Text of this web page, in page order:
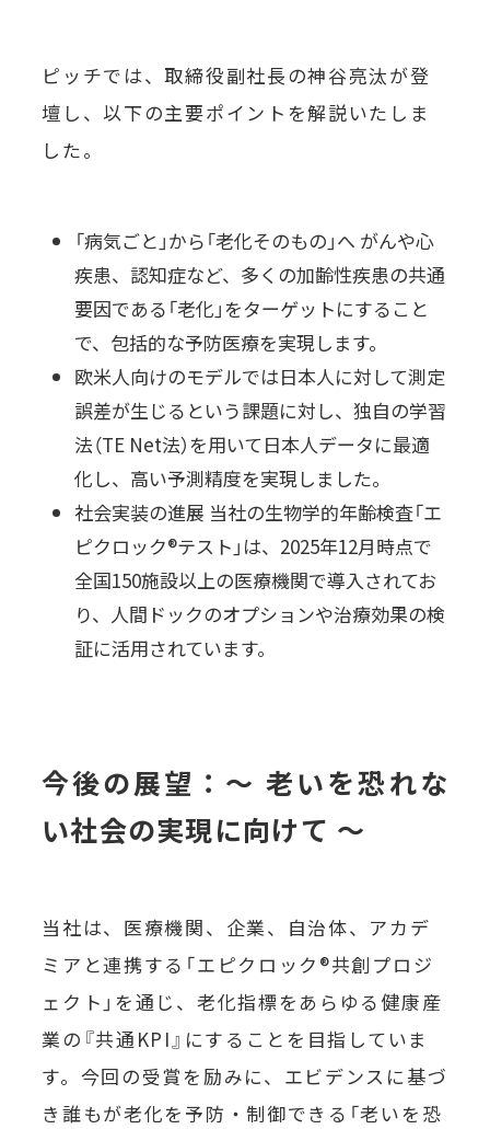
ピッチでは、取締役副社長の神谷亮汰が登
壇し、以下の主要ポイントを解説いたしま
した。
「病気ごと」から「老化そのもの」へ がんや心
疾患、認知症など、多くの加齢性疾患の共通
要因である「老化」をターゲットにすること
で、包括的な予防医療を実現します。
欧米人向けのモデルでは日本人に対して測定
誤差が生じるという課題に対し、独自の学習
法（TE Net法）を用いて日本人データに最適
化し、高い予測精度を実現しました。
社会実装の進展 当社の生物学的年齢検査「エ
ピクロック®テスト」は、2025年12月時点で
全国150施設以上の医療機関で導入されてお
り、人間ドックのオプションや治療効果の検
証に活用されています。
今後の展望：〜 老いを恐れな
い社会の実現に向けて 〜
当社は、医療機関、企業、自治体、アカデ
ミアと連携する「エピクロック®共創プロジ
ェクト」を通じ、老化指標をあらゆる健康産
業の『共通KPI』にすることを目指していま
す。今回の受賞を励みに、エビデンスに基づ
き誰もが老化を予防・制御できる「老いを恐